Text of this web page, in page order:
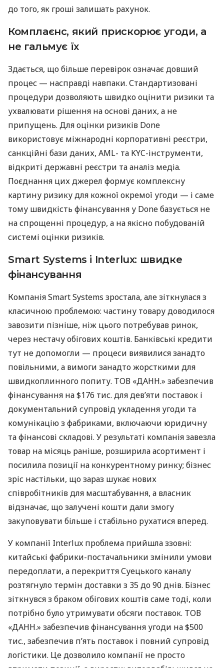
до того, як гроші залишать рахунок.
Комплаєнс, який прискорює угоди, а
не гальмує їх
Здається, що більше перевірок означає довший
процес — насправді навпаки. Стандартизовані
процедури дозволяють швидко оцінити ризики та
ухвалювати рішення на основі даних, а не
припущень. Для оцінки ризиків Done
використовує міжнародні корпоративні реєстри,
санкційні бази даних, AML- та KYC-інструменти,
відкриті державні реєстри та аналіз медіа.
Поєднання цих джерел формує комплексну
картину ризику для кожної окремої угоди — і саме
тому швидкість фінансування у Done базується не
на спрощенні процедур, а на якісно побудованій
системі оцінки ризиків.
Smart Systems і Interlux: швидке
фінансування
Компанія Smart Systems зростала, але зіткнулася з
класичною проблемою: частину товару доводилося
завозити пізніше, ніж цього потребував ринок,
через нестачу обігових коштів. Банківські кредити
тут не допомогли — процеси виявилися занадто
повільними, а вимоги занадто жорсткими для
швидкоплинного попиту. ТОВ «ДАНН.» забезпечив
фінансування на $176 тис. для дев’яти поставок і
документальний супровід укладення угоди та
комунікацію з фабриками, включаючи юридичну
та фінансові складові. У результаті компанія завезла
товар на місяць раніше, розширила асортимент і
посилила позиції на конкурентному ринку; бізнес
зріс настільки, що зараз шукає нових
співробітників для масштабування, а власник
відзначає, що залучені кошти дали змогу
закуповувати більше і стабільно рухатися вперед.
У компанії Interlux проблема прийшла ззовні:
китайські фабрики-постачальники змінили умови
передоплати, а перекриття Суецького каналу
розтягнуло термін доставки з 35 до 90 днів. Бізнес
зіткнувся з браком обігових коштів саме тоді, коли
потрібно було утримувати обсяги поставок. ТОВ
«ДАНН.» забезпечив фінансування угоди на $500
тис., забезпечив п’ять поставок і повний супровід
логістики. Це дозволило компанії не просто